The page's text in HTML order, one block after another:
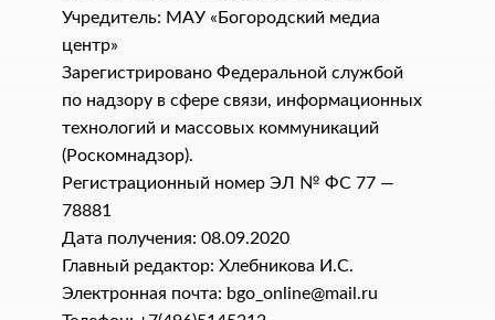
Учредитель: МАУ «Богородский медиа
центр»
Зарегистрировано Федеральной службой
по надзору в сфере связи, информационных
технологий и массовых коммуникаций
(Роскомнадзор).
Регистрационный номер ЭЛ № ФС 77 —
78881
Дата получения: 08.09.2020
Главный редактор: Хлебникова И.C.
Электронная почта: bgo_online@mail.ru